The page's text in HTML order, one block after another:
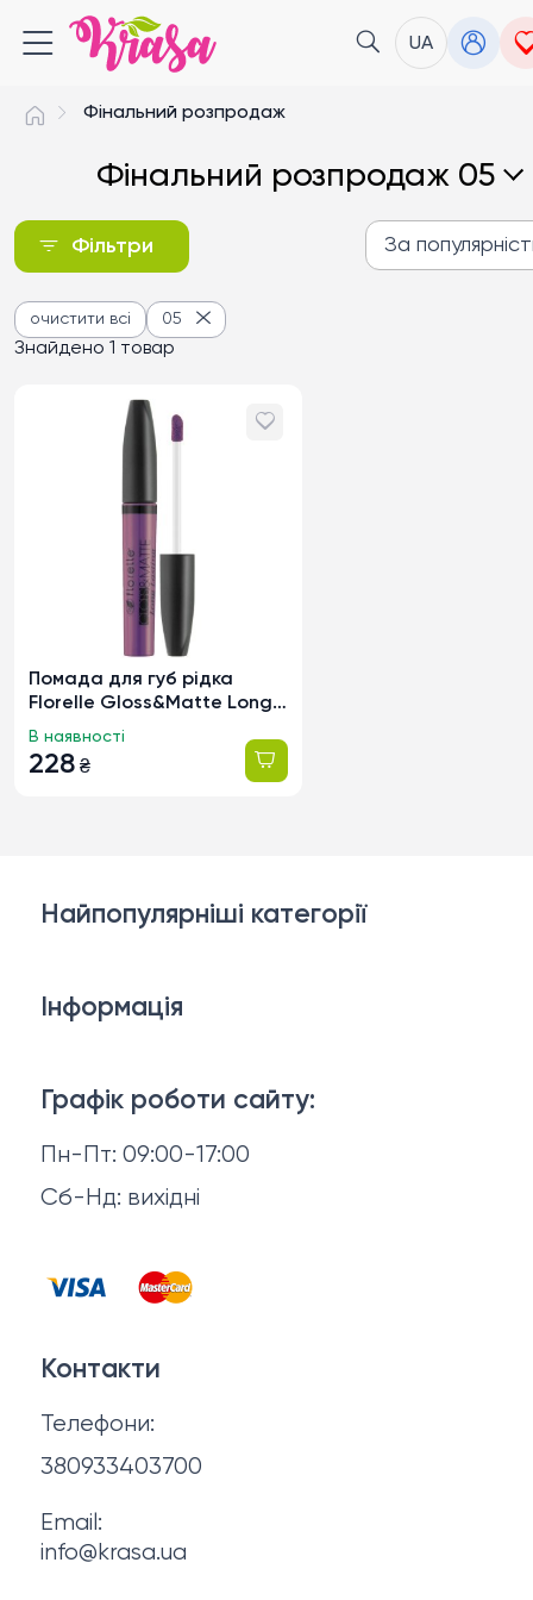
UA
Фінальний розпродаж
Фінальний розпродаж 05
Фільтри За
Знайдено 1 товар
очистити всі 05
Помада для губ рідка
Florelle Gloss&Matte Long
Lasting тон 03, 6мл
228 ₴
В наявності
Графік роботи сайту:
Пн-Пт: 09:00-17:00
Сб-Нд: вихідні
Найпопулярніші категорії
Макіяж
Волосся
Чоловіча косметика
Косметика для манікюру та педикюру
Інформація
Відгуки
Договір оферти
Політика конфіденційності
Про нас
Контакти
Телефони:
380933403700
Email:
info@krasa.ua